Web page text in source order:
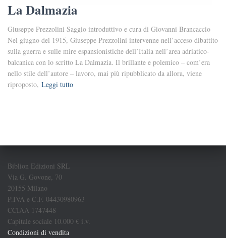
La Dalmazia
Giuseppe Prezzolini Saggio introduttivo e cura di Giovanni Brancaccio
Nel giugno del 1915, Giuseppe Prezzolini intervenne nell’acceso dibattito
sulla guerra e sulle mire espansionistiche dell’Italia nell’area adriatico-
balcanica con lo scritto La Dalmazia. Il brillante e polemico – com’era
nello stile dell’autore – lavoro, mai più ripubblicato da allora, viene
riproposto, Leggi tutto
Biblion Edizioni SRL
Via G. Govone, 70
20155 Milano
P.IVA e C.F. 04430980963
CCIAA 1747448
Capitale sociale 10.000 € i.v.
Condizioni di vendita